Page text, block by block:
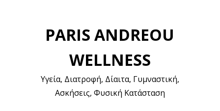
PARIS ANDREOU
WELLNESS
Υγεία, Διατροφή, Δίαιτα, Γυμναστική,
Ασκήσεις, Φυσική Κατάσταση